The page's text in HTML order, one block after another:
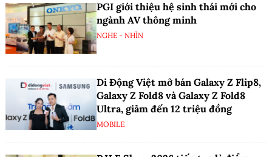
PGI giới thiệu hệ sinh thái mới cho
ngành AV thông minh
NGHE - NHÌN
Di Động Việt mở bán Galaxy Z Flip8,
Galaxy Z Fold8 và Galaxy Z Fold8
Ultra, giảm đến 12 triệu đồng
MOBILE